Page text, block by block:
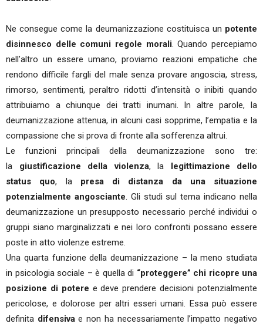
Ne consegue come la deumanizzazione costituisca un potente
disinnesco delle comuni regole morali. Quando percepiamo
nell’altro un essere umano, proviamo reazioni empatiche che
rendono difficile fargli del male senza provare angoscia, stress,
rimorso, sentimenti, peraltro ridotti d’intensità o inibiti quando
attribuiamo a chiunque dei tratti inumani. In altre parole, la
deumanizzazione attenua, in alcuni casi sopprime, l’empatia e la
compassione che si prova di fronte alla sofferenza altrui.
Le funzioni principali della deumanizzazione sono tre:
la giustificazione della violenza, la legittimazione dello
status quo, la presa di distanza da una situazione
potenzialmente angosciante. Gli studi sul tema indicano nella
deumanizzazione un presupposto necessario perché individui o
gruppi siano marginalizzati e nei loro confronti possano essere
poste in atto violenze estreme.
Una quarta funzione della deumanizzazione – la meno studiata
in psicologia sociale – è quella di “proteggere” chi ricopre una
posizione di potere e deve prendere decisioni potenzialmente
pericolose, e dolorose per altri esseri umani. Essa può essere
definita difensivae non ha necessariamente l’impatto negativo